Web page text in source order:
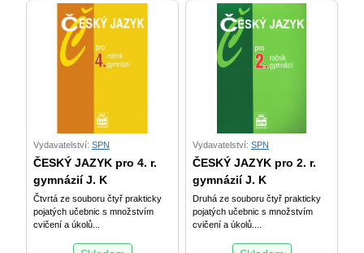
Vydavatelství: SPN
ČESKÝ JAZYK pro 4. r.
gymnázií J. K
Čtvrtá ze souboru čtyř prakticky
pojatých učebnic s množstvím
cvičení a úkolů...
Vydavatelství: SPN
ČESKÝ JAZYK pro 2. r.
gymnázií J. K
Druhá ze souboru čtyř prakticky
pojatých učebnic s množstvím
cvičení a úkolů....